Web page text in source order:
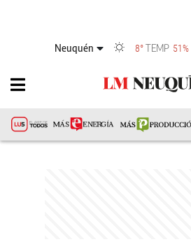
Neuquén 8°TEMP 51%